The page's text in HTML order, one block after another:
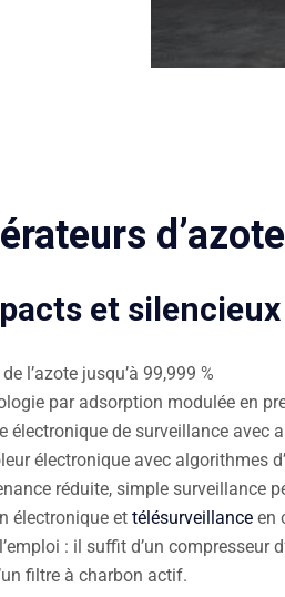
et silencieux
l’azote jusqu’à 99,999 %
par adsorption modulée en
électronique de surveillance avec
électronique avec algorithmes
réduite, simple surveillance
électronique et télésurveillance en
: il suffit d’un compresseur
filtre à charbon actif.